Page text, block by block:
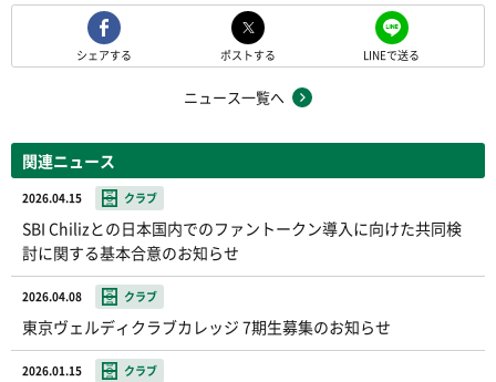
シェアする ポストする LINEで送る
ニュース一覧へ
関連ニュース
2026.04.15 クラブ
SBI Chilizとの日本国内でのファントークン導入に向けた共同検
討に関する基本合意のお知らせ
2026.04.08 クラブ
東京ヴェルディクラブカレッジ 7期生募集のお知らせ
2026.01.15 クラブ